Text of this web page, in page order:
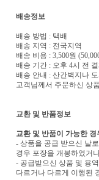
배송정보
배송 방법 : 택배
배송 지역 : 전국지역
배송 비용 : 3,500원
배송 기간 : 오후 4시 전
배송 안내 : 산간벽지나
고객님께서 주문하신 상
교환 및 반품정보
교환 및 반품이 가능한 경
- 상품을 공급 받으신 날
경우 포장을 개봉하였거
- 공급받으신 상품 및 용
다르거나 다르게 이행된